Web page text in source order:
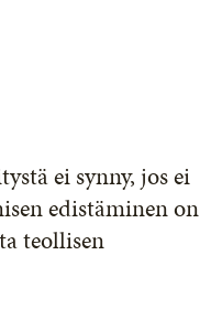
ei synny, jos ei
edistäminen on
teollisen